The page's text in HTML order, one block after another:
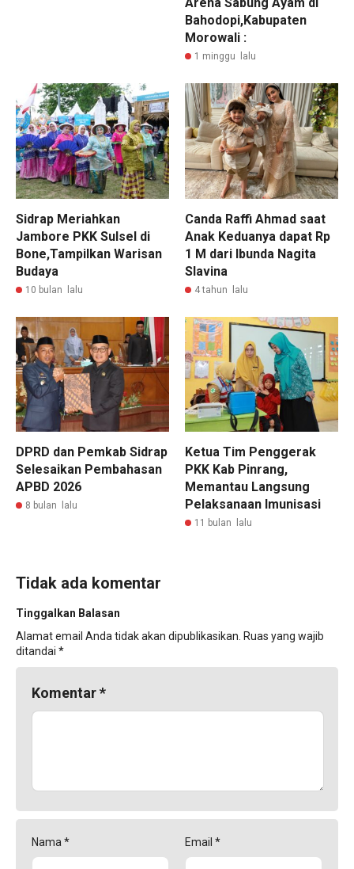
Bahodopi,Kabupaten
Morowali :
1 minggu lalu
Sidrap Meriahkan
Jambore PKK Sulsel di
Bone,Tampilkan Warisan
Budaya
10 bulan lalu
Canda Raffi Ahmad saat
Anak Keduanya dapat Rp
1 M dari Ibunda Nagita
Slavina
4 tahun lalu
DPRD dan Pemkab Sidrap
Selesaikan Pembahasan
APBD 2026
8 bulan lalu
Ketua Tim Penggerak
PKK Kab Pinrang,
Memantau Langsung
Pelaksanaan Imunisasi
11 bulan lalu
Tidak ada komentar
Tinggalkan Balasan
Alamat email Anda tidak akan dipublikasikan. Ruas yang wajib
ditandai *
Komentar*
Nama* Email *